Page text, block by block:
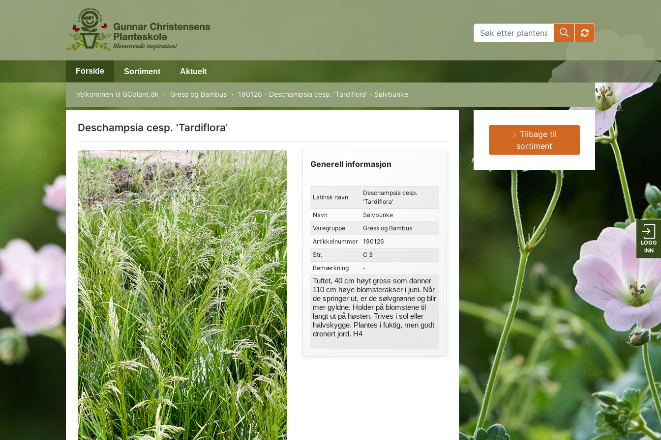
LOGG
INN
Forside Sortiment Aktuelt
Velkommen til GCplant.dk Gress og Bambus 190126 - Deschampsia cesp. 'Tardiflora' - Sølvbunke
Deschampsia cesp. 'Tardiflora'
Generell informasjon
Latinsk navn
Deschampsia cesp.
'Tardiflora'
Navn
Sølvbunke
Varegruppe
Gress og Bambus
Artikkelnummer
190126
Str.
C 3
Bemærkning
-
Tuftet, 40 cm høyt gress som danner
110 cm høye blomsterakser i juni. Når
de springer ut, er de sølvgrønne og blir
mer gyldne. Holder på blomstene til
langt ut på høsten. Trives i sol eller
halvskygge. Plantes i fuktig, men godt
drenert jord. H4
Tilbage til
sortiment